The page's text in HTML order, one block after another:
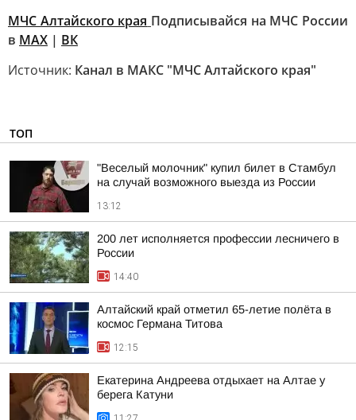
МЧС Алтайского края Подписывайся на МЧС России
в MAX | ВК
Источник: Канал в МАКС "МЧС Алтайского края"
ТОП
"Веселый молочник" купил билет в Стамбул
на случай возможного выезда из России
13:12
200 лет исполняется профессии лесничего в
России
14:40
Алтайский край отметил 65-летие полёта в
космос Германа Титова
12:15
Екатерина Андреева отдыхает на Алтае у
берега Катуни